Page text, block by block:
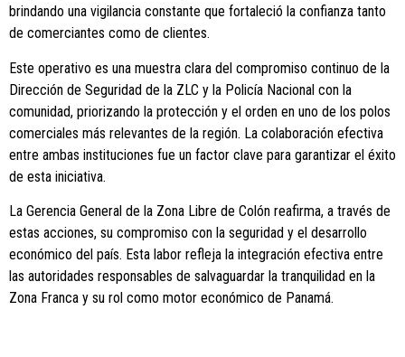
brindando una vigilancia constante que fortaleció la confianza tanto
de comerciantes como de clientes.
Este operativo es una muestra clara del compromiso continuo de la
Dirección de Seguridad de la ZLC y la Policía Nacional con la
comunidad, priorizando la protección y el orden en uno de los polos
comerciales más relevantes de la región. La colaboración efectiva
entre ambas instituciones fue un factor clave para garantizar el éxito
de esta iniciativa.
La Gerencia General de la Zona Libre de Colón reafirma, a través de
estas acciones, su compromiso con la seguridad y el desarrollo
económico del país. Esta labor refleja la integración efectiva entre
las autoridades responsables de salvaguardar la tranquilidad en la
Zona Franca y su rol como motor económico de Panamá.